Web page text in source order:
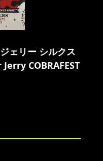
ェリー シルクス
COBRAFEST